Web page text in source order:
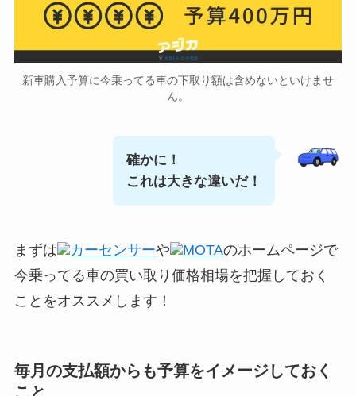
新車購入予算に今乗ってる車の下取り額は含めないといけませ
ん。
確かに！
これは大きな違いだ！
まずは カーセンサーや MOTAのホームページで
今乗ってる車の買い取り価格相場を把握しておく
ことをオススメします！
毎月の支払額からも予算をイメージしておく
こと